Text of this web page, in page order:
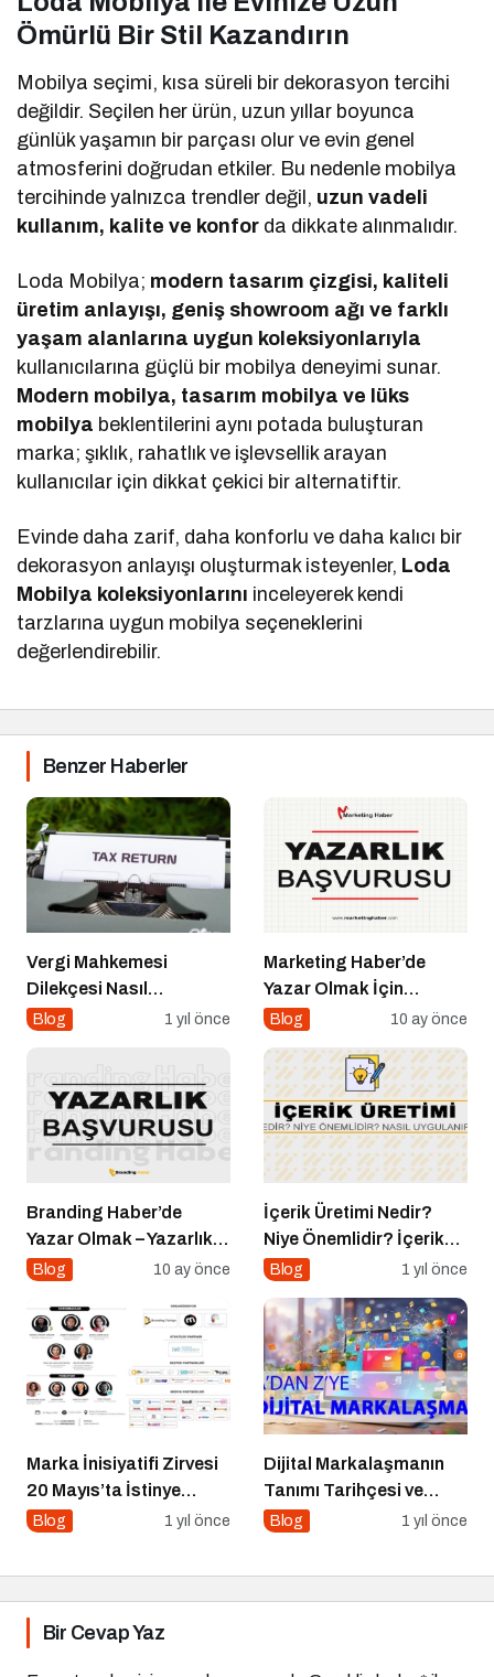
Ömürlü Bir Stil Kazandırın
Mobilya seçimi, kısa süreli bir dekorasyon tercihi
değildir. Seçilen her ürün, uzun yıllar boyunca
günlük yaşamın bir parçası olur ve evin genel
atmosferini doğrudan etkiler. Bu nedenle mobilya
tercihinde yalnızca trendler değil, uzun vadeli
kullanım, kalite ve konfor da dikkate alınmalıdır.
Loda Mobilya; modern tasarım çizgisi, kaliteli
üretim anlayışı, geniş showroom ağı ve farklı
yaşam alanlarına uygun koleksiyonlarıyla
kullanıcılarına güçlü bir mobilya deneyimi sunar.
Modern mobilya, tasarım mobilya ve lüks
mobilya beklentilerini aynı potada buluşturan
marka; şıklık, rahatlık ve işlevsellik arayan
kullanıcılar için dikkat çekici bir alternatiftir.
Evinde daha zarif, daha konforlu ve daha kalıcı bir
dekorasyon anlayışı oluşturmak isteyenler, Loda
Mobilya koleksiyonlarını inceleyerek kendi
tarzlarına uygun mobilya seçeneklerini
değerlendirebilir.
Benzer Haberler
Vergi Mahkemesi
Dilekçesi Nasıl
Hazırlanır?
Blog 1 yıl önce
Marketing Haber’de
Yazar Olmak İçin
Yazarlık Başvurusu
Blog 10 ay önce
Branding Haber’de
Yazar Olmak – Yazarlık
Başvurusu Başladı!
Blog 10 ay önce
İçerik Üretimi Nedir?
Niye Önemlidir? İçerik
Üretimi Nasıl Yapılır?
Blog 1 yıl önce
Marka İnisiyatifi Zirvesi
20 Mayıs’ta İstinye
Üniversitesi’nde!
Blog 1 yıl önce
Dijital Markalaşmanın
Tanımı Tarihçesi ve
Önemi
Blog 1 yıl önce
Bir Cevap Yaz